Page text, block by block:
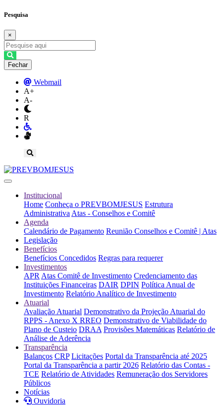
Pesquisa
×
Fechar
Webmail
A+
A-
R
Institucional
Home Conheça o PREVBOMJESUS Estrutura
Administrativa Atas - Conselhos e Comitê
Agenda
Calendário de Pagamento Reunião Conselhos e Comitê | Atas
Legislação
Benefícios
Benefícios Concedidos Regras para requerer
Investimentos
APR Atas Comitê de Investimento Credenciamento das
Instituições Financeiras DAIR DPIN Política Anual de
Investimento Relatório Analítico de Investimento
Atuarial
Avaliação Atuarial Demonstrativo da Projeção Atuarial do
RPPS - Anexo X RREO Demonstrativo de Viabilidade do
Plano de Custeio DRAA Provisões Matemáticas Relatório de
Análise de Aderência
Transparência
Balanços CRP Licitações Portal da Transparência até 2025
Portal da Transparência a partir 2026 Relatório das Contas -
TCE Relatório de Atividades Remuneração dos Servidores
Públicos
Notícias
Ouvidoria